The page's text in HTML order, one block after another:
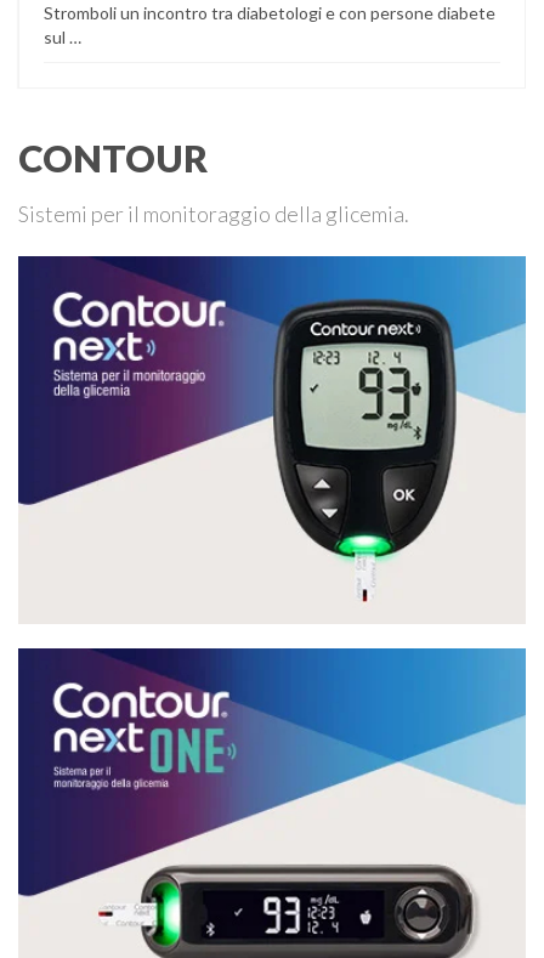
Stromboli un incontro tra diabetologi e con persone diabete
sul …
CONTOUR
Sistemi per il monitoraggio della glicemia.